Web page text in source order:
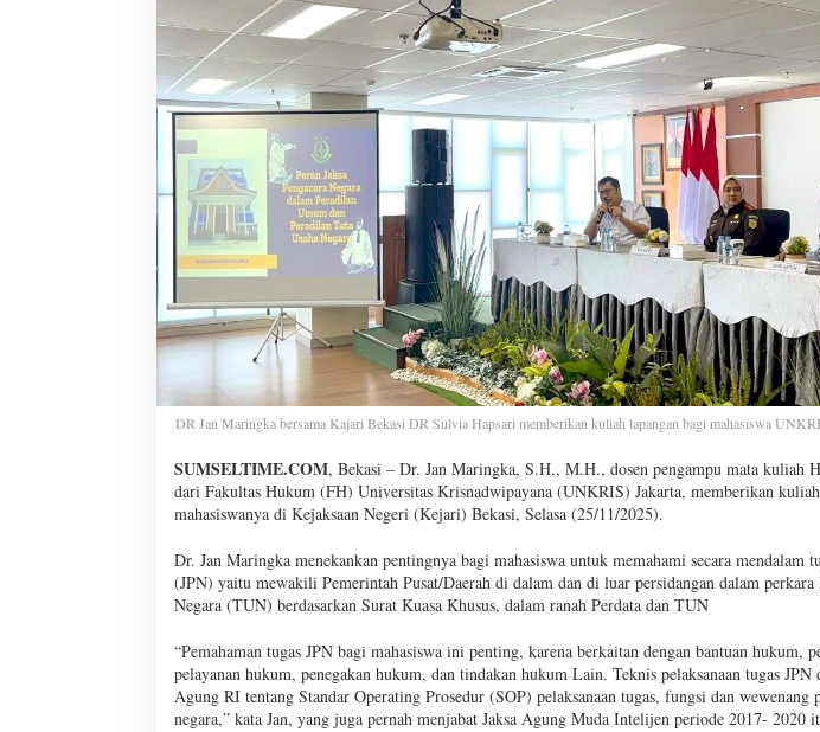
DR Jan Maringka bersama Kajari Bekasi DR Sulvia Hapsari memberikan kuliah lapangan bagi mahasiswa
SUMSELTIME.COM, Bekasi – Dr. Jan Maringka, S.H., M.H., dosen pengampu mata kuliah
dari Fakultas Hukum (FH) Universitas Krisnadwipayana (UNKRIS) Jakarta, memberikan
mahasiswanya di Kejaksaan Negeri (Kejari) Bekasi, Selasa (25/11/2025).
Dr. Jan Maringka menekankan pentingnya bagi mahasiswa untuk memahami secara mendalam
(JPN) yaitu mewakili Pemerintah Pusat/Daerah di dalam dan di luar persidangan dalam perkara
Negara (TUN) berdasarkan Surat Kuasa Khusus, dalam ranah Perdata dan TUN
“Pemahaman tugas JPN bagi mahasiswa ini penting, karena berkaitan dengan bantuan hukum,
pelayanan hukum, penegakan hukum, dan tindakan hukum Lain. Teknis pelaksanaan tugas JPN
Agung RI tentang Standar Operating Prosedur (SOP) pelaksanaan tugas, fungsi dan wewenang
negara,” kata Jan, yang juga pernah menjabat Jaksa Agung Muda Intelijen periode 2017- 2020